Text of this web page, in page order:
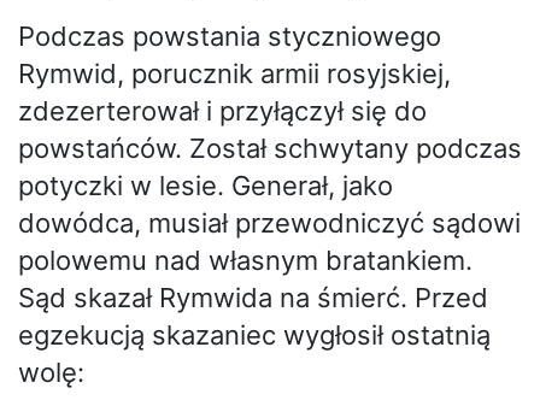
Podczas powstania styczniowego
Rymwid, porucznik armii rosyjskiej,
zdezerterował i przyłączył się do
powstańców. Został schwytany podczas
potyczki w lesie. Generał, jako
dowódca, musiał przewodniczyć sądowi
polowemu nad własnym bratankiem.
Sąd skazał Rymwida na śmierć. Przed
egzekucją skazaniec wygłosił ostatnią
wolę: